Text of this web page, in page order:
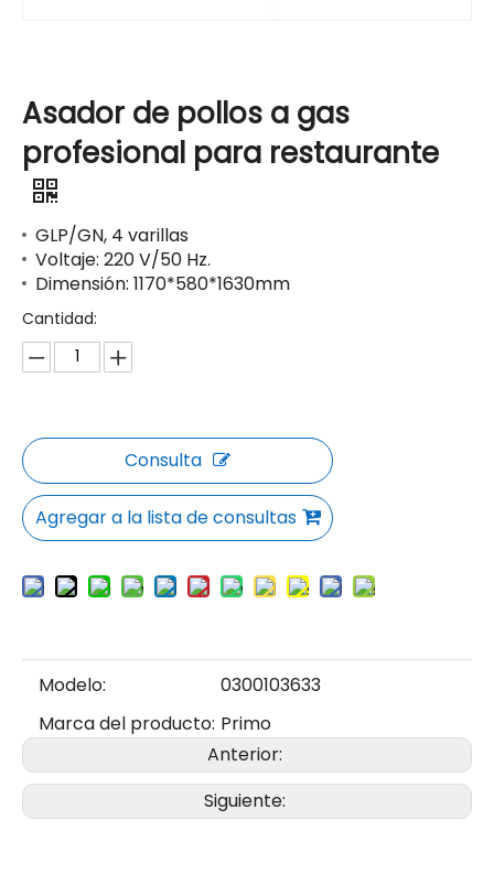
Asador de pollos a gas
profesional para restaurante
GLP/GN, 4 varillas
Voltaje: 220 V/50 Hz.
Dimensión: 1170*580*1630mm
Cantidad:
Consulta
Agregar a la lista de consultas
Modelo:
0300103633
Marca del producto: Primo
Anterior:
Siguiente: